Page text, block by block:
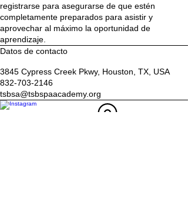
registrarse para asegurarse de que estén
completamente preparados para asistir y
aprovechar al máximo la oportunidad de
aprendizaje.
Datos de contacto
3845 Cypress Creek Pkwy, Houston, TX, USA
832-703-2146
tsbsa@tsbspaacademy.org